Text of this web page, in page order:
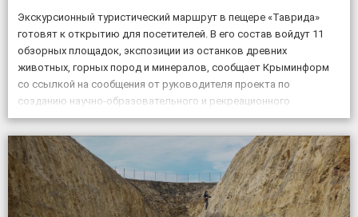
Экскурсионный туристический маршрут в пещере «Таврида»
готовят к открытию для посетителей. В его состав войдут 11
обзорных площадок, экспозиции из останков древних
животных, горных пород и минералов, сообщает Крыминформ
со ссылкой на сообщения от руководителя проекта по
созданию научно-образовательного и рекреационного
комплекса на базе пещеры Таврида, старшего преподавателя
Крымского федерального университета Геннадия Самохина. «На
протяжении […]